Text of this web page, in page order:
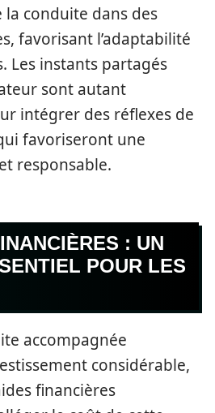
la conduite dans des
favorisant l’adaptabilité
Les instants partagés
sont autant
intégrer des réflexes de
favoriseront une
responsable.
: UN
POUR LES
accompagnée
considérable,
financières